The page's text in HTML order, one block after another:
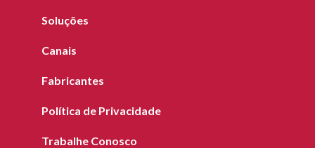
Soluções
Canais
Fabricantes
Política de Privacidade
Trabalhe Conosco